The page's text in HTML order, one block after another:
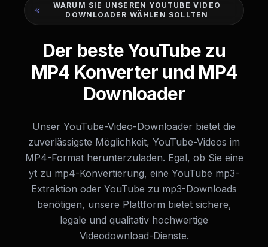
WARUM SIE UNSEREN YOUTUBE VIDEO
DOWNLOADER WÄHLEN SOLLTEN
Der beste YouTube zu
MP4 Konverter und MP4
Downloader
Unser YouTube-Video-Downloader bietet die
zuverlässigste Möglichkeit, YouTube-Videos im
MP4-Format herunterzuladen. Egal, ob Sie eine
yt zu mp4-Konvertierung, eine YouTube mp3-
Extraktion oder YouTube zu mp3-Downloads
benötigen, unsere Plattform bietet sichere,
legale und qualitativ hochwertige
Videodownload-Dienste.